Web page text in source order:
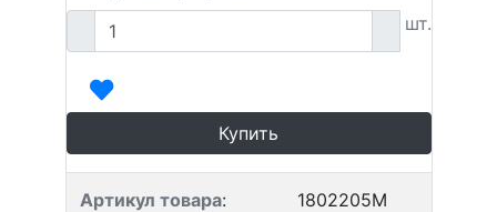
шт.
Купить
Артикул товара: 1802205M